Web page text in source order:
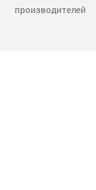
производителей